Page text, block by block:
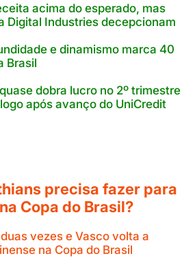
acima do esperado, mas
Digital Industries decepcionam
e dinamismo marca 40
Brasil
dobra lucro no 2º trimestre
após avanço do UniCredit
precisa fazer para
Copa do Brasil?
vezes e Vasco volta a
na Copa do Brasil